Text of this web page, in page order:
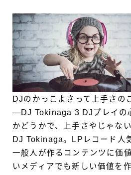
DJのかっこよさって上手さの
―DJ Tokinaga 3 DJプレイの
かどうかで、上手さやじゃな
DJ Tokinaga。LPレコード人
一般人が作るコンテンツに価
いメディアでも新しい価値を